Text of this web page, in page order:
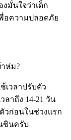
มั่นใจว่าเด็ก
อความปลอดภัย
ห่ม?
เวลาปรับตัว
าถึง 14-21 วัน
วก่อนในช่วงแรก
ชินครับ